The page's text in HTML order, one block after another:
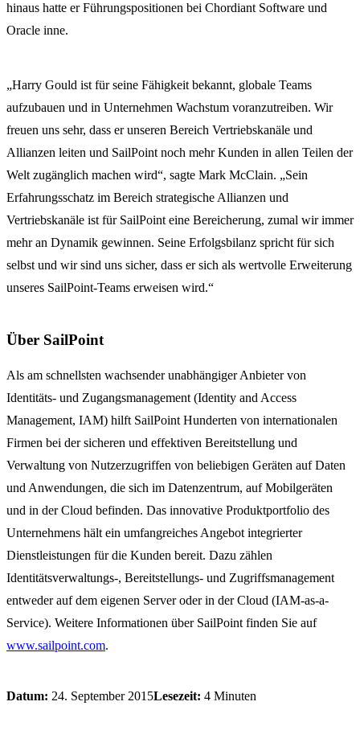
hinaus hatte er Führungspositionen bei Chordiant Software und
Oracle inne.
„Harry Gould ist für seine Fähigkeit bekannt, globale Teams
aufzubauen und in Unternehmen Wachstum voranzutreiben. Wir
freuen uns sehr, dass er unseren Bereich Vertriebskanäle und
Allianzen leiten und SailPoint noch mehr Kunden in allen Teilen der
Welt zugänglich machen wird“, sagte Mark McClain. „Sein
Erfahrungsschatz im Bereich strategische Allianzen und
Vertriebskanäle ist für SailPoint eine Bereicherung, zumal wir immer
mehr an Dynamik gewinnen. Seine Erfolgsbilanz spricht für sich
selbst und wir sind uns sicher, dass er sich als wertvolle Erweiterung
unseres SailPoint-Teams erweisen wird.“
Über SailPoint
Als am schnellsten wachsender unabhängiger Anbieter von
Identitäts- und Zugangsmanagement (Identity and Access
Management, IAM) hilft SailPoint Hunderten von internationalen
Firmen bei der sicheren und effektiven Bereitstellung und
Verwaltung von Nutzerzugriffen von beliebigen Geräten auf Daten
und Anwendungen, die sich im Datenzentrum, auf Mobilgeräten
und in der Cloud befinden. Das innovative Produktportfolio des
Unternehmens hält ein umfangreiches Angebot integrierter
Dienstleistungen für die Kunden bereit. Dazu zählen
Identitätsverwaltungs-, Bereitstellungs- und Zugriffsmanagement
entweder auf dem eigenen Server oder in der Cloud (IAM-as-a-
Service). Weitere Informationen über SailPoint finden Sie auf
www.sailpoint.com.
Datum: 24. September 2015Lesezeit: 4 Minuten